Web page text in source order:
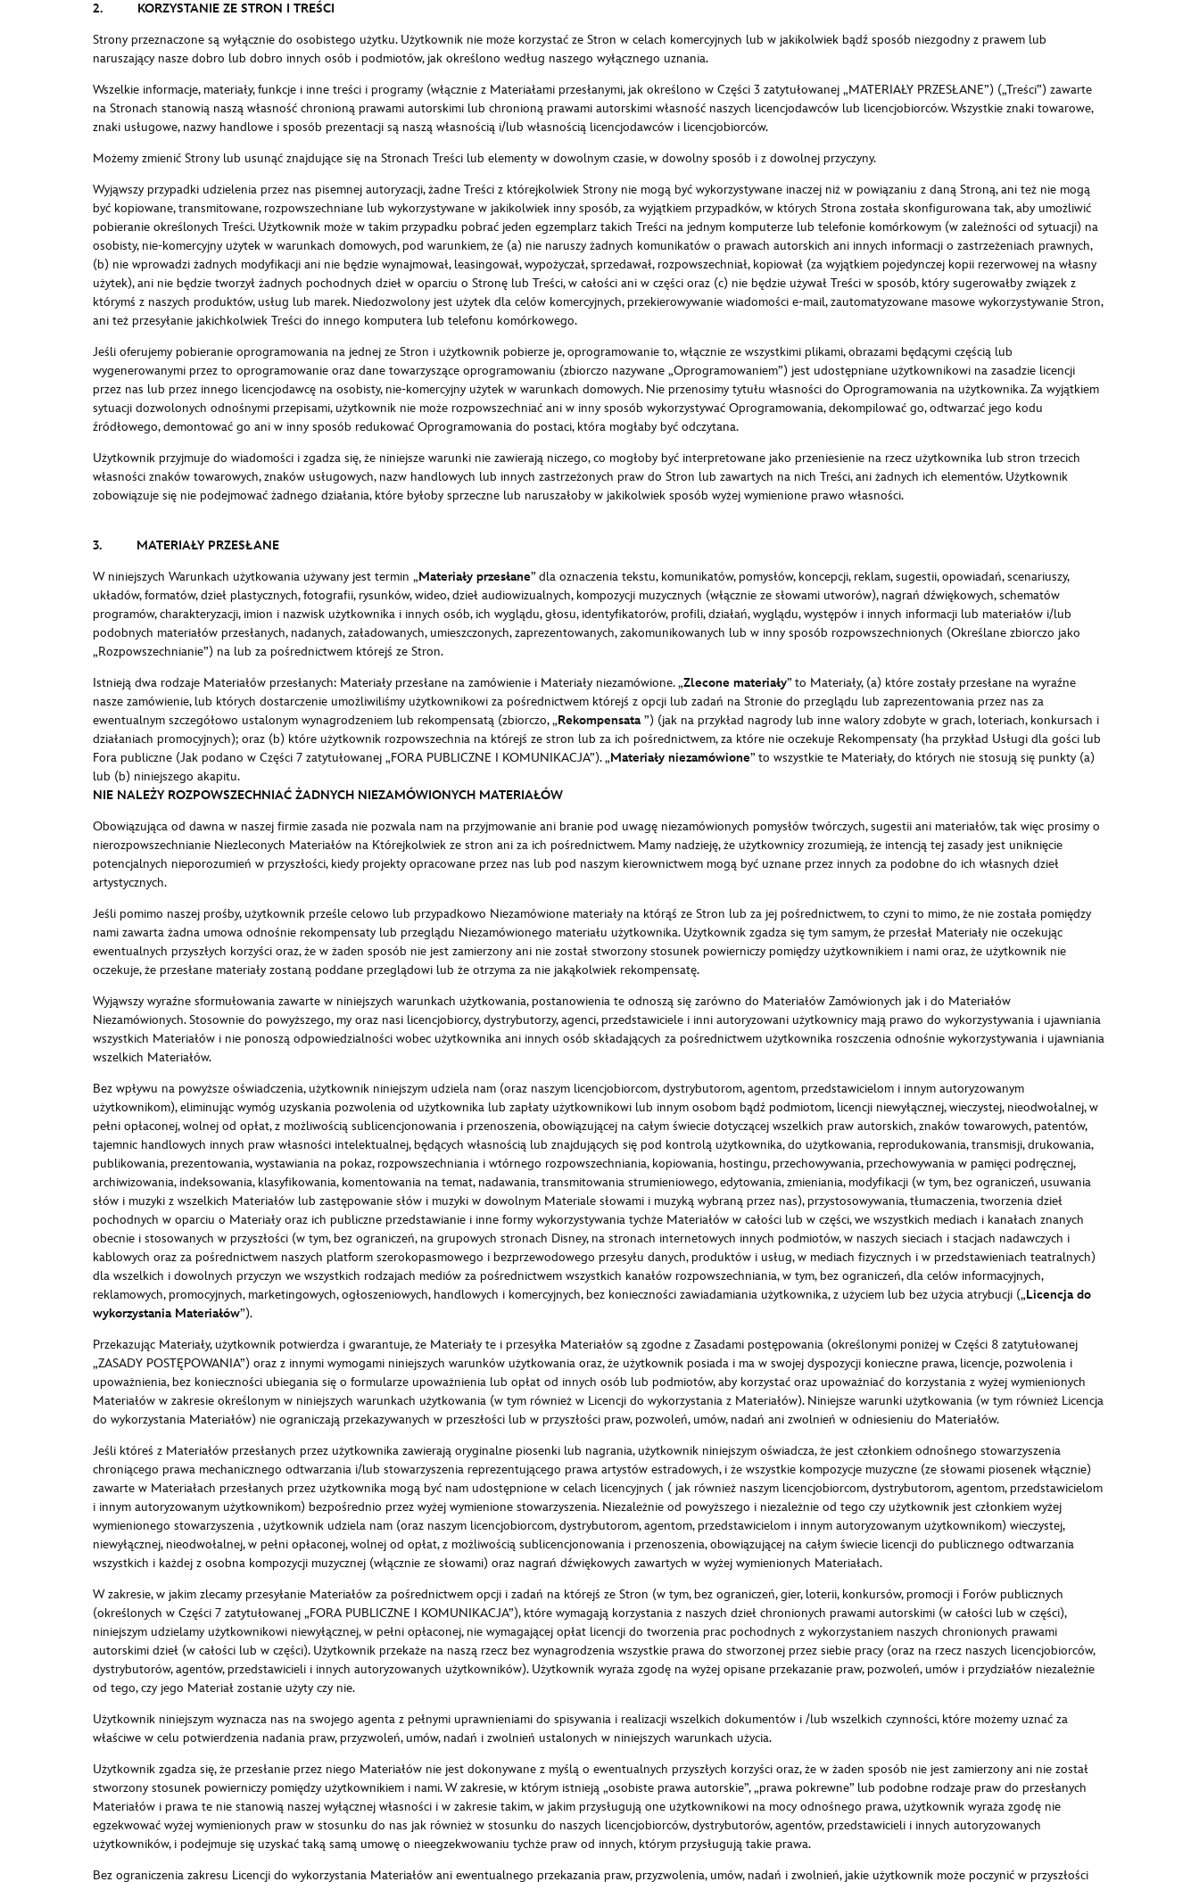
2. KORZYSTANIE ZE STRON I TREŚCI
Strony przeznaczone są wyłącznie do osobistego użytku. Użytkownik nie może korzystać ze Stron w celach komercyjnych lub w jakikolwiek bądź sposób niezgodny z prawem lub
naruszający nasze dobro lub dobro innych osób i podmiotów, jak określono według naszego wyłącznego uznania.
Wszelkie informacje, materiały, funkcje i inne treści i programy (włącznie z Materiałami przesłanymi, jak określono w Części 3 zatytułowanej „MATERIAŁY PRZESŁANE”) („Treści”) zawarte
na Stronach stanowią naszą własność chronioną prawami autorskimi lub chronioną prawami autorskimi własność naszych licencjodawców lub licencjobiorców. Wszystkie znaki towarowe,
znaki usługowe, nazwy handlowe i sposób prezentacji są naszą własnością i/lub własnością licencjodawców i licencjobiorców.
Możemy zmienić Strony lub usunąć znajdujące się na Stronach Treści lub elementy w dowolnym czasie, w dowolny sposób i z dowolnej przyczyny.
Wyjąwszy przypadki udzielenia przez nas pisemnej autoryzacji, żadne Treści z którejkolwiek Strony nie mogą być wykorzystywane inaczej niż w powiązaniu z daną Stroną, ani też nie mogą
być kopiowane, transmitowane, rozpowszechniane lub wykorzystywane w jakikolwiek inny sposób, za wyjątkiem przypadków, w których Strona została skonfigurowana tak, aby umożliwić
pobieranie określonych Treści. Użytkownik może w takim przypadku pobrać jeden egzemplarz takich Treści na jednym komputerze lub telefonie komórkowym (w zależności od sytuacji) na
osobisty, nie-komercyjny użytek w warunkach domowych, pod warunkiem, że (a) nie naruszy żadnych komunikatów o prawach autorskich ani innych informacji o zastrzeżeniach prawnych,
(b) nie wprowadzi żadnych modyfikacji ani nie będzie wynajmował, leasingował, wypożyczał, sprzedawał, rozpowszechniał, kopiował (za wyjątkiem pojedynczej kopii rezerwowej na własny
użytek), ani nie będzie tworzył żadnych pochodnych dzieł w oparciu o Stronę lub Treści, w całości ani w części oraz (c) nie będzie używał Treści w sposób, który sugerowałby związek z
którymś z naszych produktów, usług lub marek. Niedozwolony jest użytek dla celów komercyjnych, przekierowywanie wiadomości e-mail, zautomatyzowane masowe wykorzystywanie Stron,
ani też przesyłanie jakichkolwiek Treści do innego komputera lub telefonu komórkowego.
Jeśli oferujemy pobieranie oprogramowania na jednej ze Stron i użytkownik pobierze je, oprogramowanie to, włącznie ze wszystkimi plikami, obrazami będącymi częścią lub
wygenerowanymi przez to oprogramowanie oraz dane towarzyszące oprogramowaniu (zbiorczo nazywane „Oprogramowaniem”) jest udostępniane użytkownikowi na zasadzie licencji
przez nas lub przez innego licencjodawcę na osobisty, nie-komercyjny użytek w warunkach domowych. Nie przenosimy tytułu własności do Oprogramowania na użytkownika. Za wyjątkiem
sytuacji dozwolonych odnośnymi przepisami, użytkownik nie może rozpowszechniać ani w inny sposób wykorzystywać Oprogramowania, dekompilować go, odtwarzać jego kodu
źródłowego, demontować go ani w inny sposób redukować Oprogramowania do postaci, która mogłaby być odczytana.
Użytkownik przyjmuje do wiadomości i zgadza się, że niniejsze warunki nie zawierają niczego, co mogłoby być interpretowane jako przeniesienie na rzecz użytkownika lub stron trzecich
własności znaków towarowych, znaków usługowych, nazw handlowych lub innych zastrzeżonych praw do Stron lub zawartych na nich Treści, ani żadnych ich elementów. Użytkownik
zobowiązuje się nie podejmować żadnego działania, które byłoby sprzeczne lub naruszałoby w jakikolwiek sposób wyżej wymienione prawo własności.
3. MATERIAŁY PRZESŁANE
W niniejszych Warunkach użytkowania używany jest termin „Materiały przesłane” dla oznaczenia tekstu, komunikatów, pomysłów, koncepcji, reklam, sugestii, opowiadań, scenariuszy,
układów, formatów, dzieł plastycznych, fotografii, rysunków, wideo, dzieł audiowizualnych, kompozycji muzycznych (włącznie ze słowami utworów), nagrań dźwiękowych, schematów
programów, charakteryzacji, imion i nazwisk użytkownika i innych osób, ich wyglądu, głosu, identyfikatorów, profili, działań, wyglądu, występów i innych informacji lub materiałów i/lub
podobnych materiałów przesłanych, nadanych, załadowanych, umieszczonych, zaprezentowanych, zakomunikowanych lub w inny sposób rozpowszechnionych (Określane zbiorczo jako
„Rozpowszechnianie”) na lub za pośrednictwem którejś ze Stron.
Istnieją dwa rodzaje Materiałów przesłanych: Materiały przesłane na zamówienie i Materiały niezamówione. „Zlecone materiały” to Materiały, (a) które zostały przesłane na wyraźne
nasze zamówienie, lub których dostarczenie umożliwiliśmy użytkownikowi za pośrednictwem którejś z opcji lub zadań na Stronie do przeglądu lub zaprezentowania przez nas za
ewentualnym szczegółowo ustalonym wynagrodzeniem lub rekompensatą (zbiorczo, „Rekompensata”) (jak na przykład nagrody lub inne walory zdobyte w grach, loteriach, konkursach i
działaniach promocyjnych); oraz (b) które użytkownik rozpowszechnia na którejś ze stron lub za ich pośrednictwem, za które nie oczekuje Rekompensaty (ha przykład Usługi dla gości lub
Fora publiczne (Jak podano w Części 7 zatytułowanej „FORA PUBLICZNE I KOMUNIKACJA”). „Materiały niezamówione” to wszystkie te Materiały, do których nie stosują się punkty (a)
lub (b) niniejszego akapitu.
NIE NALEŻY ROZPOWSZECHNIAĆ ŻADNYCH NIEZAMÓWIONYCH MATERIAŁÓW
Obowiązująca od dawna w naszej firmie zasada nie pozwala nam na przyjmowanie ani branie pod uwagę niezamówionych pomysłów twórczych, sugestii ani materiałów, tak więc prosimy o
nierozpowszechnianie Niezleconych Materiałów na Którejkolwiek ze stron ani za ich pośrednictwem. Mamy nadzieję, że użytkownicy zrozumieją, że intencją tej zasady jest uniknięcie
potencjalnych nieporozumień w przyszłości, kiedy projekty opracowane przez nas lub pod naszym kierownictwem mogą być uznane przez innych za podobne do ich własnych dzieł
artystycznych.
Jeśli pomimo naszej prośby, użytkownik prześle celowo lub przypadkowo Niezamówione materiały na którąś ze Stron lub za jej pośrednictwem, to czyni to mimo, że nie została pomiędzy
nami zawarta żadna umowa odnośnie rekompensaty lub przeglądu Niezamówionego materiału użytkownika. Użytkownik zgadza się tym samym, że przesłał Materiały nie oczekując
ewentualnych przyszłych korzyści oraz, że w żaden sposób nie jest zamierzony ani nie został stworzony stosunek powierniczy pomiędzy użytkownikiem i nami oraz, że użytkownik nie
oczekuje, że przesłane materiały zostaną poddane przeglądowi lub że otrzyma za nie jakąkolwiek rekompensatę.
Wyjąwszy wyraźne sformułowania zawarte w niniejszych warunkach użytkowania, postanowienia te odnoszą się zarówno do Materiałów Zamówionych jak i do Materiałów
Niezamówionych. Stosownie do powyższego, my oraz nasi licencjobiorcy, dystrybutorzy, agenci, przedstawiciele i inni autoryzowani użytkownicy mają prawo do wykorzystywania i ujawniania
wszystkich Materiałów i nie ponoszą odpowiedzialności wobec użytkownika ani innych osób składających za pośrednictwem użytkownika roszczenia odnośnie wykorzystywania i ujawniania
wszelkich Materiałów.
Bez wpływu na powyższe oświadczenia, użytkownik niniejszym udziela nam (oraz naszym licencjobiorcom, dystrybutorom, agentom, przedstawicielom i innym autoryzowanym
użytkownikom), eliminując wymóg uzyskania pozwolenia od użytkownika lub zapłaty użytkownikowi lub innym osobom bądź podmiotom, licencji niewyłącznej, wieczystej, nieodwołalnej, w
pełni opłaconej, wolnej od opłat, z możliwością sublicencjonowania i przenoszenia, obowiązującej na całym świecie dotyczącej wszelkich praw autorskich, znaków towarowych, patentów,
tajemnic handlowych innych praw własności intelektualnej, będących własnością lub znajdujących się pod kontrolą użytkownika, do użytkowania, reprodukowania, transmisji, drukowania,
publikowania, prezentowania, wystawiania na pokaz, rozpowszechniania i wtórnego rozpowszechniania, kopiowania, hostingu, przechowywania, przechowywania w pamięci podręcznej,
archiwizowania, indeksowania, klasyfikowania, komentowania na temat, nadawania, transmitowania strumieniowego, edytowania, zmieniania, modyfikacji (w tym, bez ograniczeń, usuwania
słów i muzyki z wszelkich Materiałów lub zastępowanie słów i muzyki w dowolnym Materiale słowami i muzyką wybraną przez nas), przystosowywania, tłumaczenia, tworzenia dzieł
pochodnych w oparciu o Materiały oraz ich publiczne przedstawianie i inne formy wykorzystywania tychże Materiałów w całości lub w części, we wszystkich mediach i kanałach znanych
obecnie i stosowanych w przyszłości (w tym, bez ograniczeń, na grupowych stronach Disney, na stronach internetowych innych podmiotów, w naszych sieciach i stacjach nadawczych i
kablowych oraz za pośrednictwem naszych platform szerokopasmowego i bezprzewodowego przesyłu danych, produktów i usług, w mediach fizycznych i w przedstawieniach teatralnych)
dla wszelkich i dowolnych przyczyn we wszystkich rodzajach mediów za pośrednictwem wszystkich kanałów rozpowszechniania, w tym, bez ograniczeń, dla celów informacyjnych,
reklamowych, promocyjnych, marketingowych, ogłoszeniowych, handlowych i komercyjnych, bez konieczności zawiadamiania użytkownika, z użyciem lub bez użycia atrybucji („Licencja do
wykorzystania Materiałów”).
Przekazując Materiały, użytkownik potwierdza i gwarantuje, że Materiały te i przesyłka Materiałów są zgodne z Zasadami postępowania (określonymi poniżej w Części 8 zatytułowanej
„ZASADY POSTĘPOWANIA”) oraz z innymi wymogami niniejszych warunków użytkowania oraz, że użytkownik posiada i ma w swojej dyspozycji konieczne prawa, licencje, pozwolenia i
upoważnienia, bez konieczności ubiegania się o formularze upoważnienia lub opłat od innych osób lub podmiotów, aby korzystać oraz upoważniać do korzystania z wyżej wymienionych
Materiałów w zakresie określonym w niniejszych warunkach użytkowania (w tym również w Licencji do wykorzystania z Materiałów). Niniejsze warunki użytkowania (w tym również Licencja
do wykorzystania Materiałów) nie ograniczają przekazywanych w przeszłości lub w przyszłości praw, pozwoleń, umów, nadań ani zwolnień w odniesieniu do Materiałów.
Jeśli któreś z Materiałów przesłanych przez użytkownika zawierają oryginalne piosenki lub nagrania, użytkownik niniejszym oświadcza, że jest członkiem odnośnego stowarzyszenia
chroniącego prawa mechanicznego odtwarzania i/lub stowarzyszenia reprezentującego prawa artystów estradowych, i że wszystkie kompozycje muzyczne (ze słowami piosenek włącznie)
zawarte w Materiałach przesłanych przez użytkownika mogą być nam udostępnione w celach licencyjnych ( jak również naszym licencjobiorcom, dystrybutorom, agentom, przedstawicielom
i innym autoryzowanym użytkownikom) bezpośrednio przez wyżej wymienione stowarzyszenia. Niezależnie od powyższego i niezależnie od tego czy użytkownik jest członkiem wyżej
wymienionego stowarzyszenia , użytkownik udziela nam (oraz naszym licencjobiorcom, dystrybutorom, agentom, przedstawicielom i innym autoryzowanym użytkownikom) wieczystej,
niewyłącznej, nieodwołalnej, w pełni opłaconej, wolnej od opłat, z możliwością sublicencjonowania i przenoszenia, obowiązującej na całym świecie licencji do publicznego odtwarzania
wszystkich i każdej z osobna kompozycji muzycznej (włącznie ze słowami) oraz nagrań dźwiękowych zawartych w wyżej wymienionych Materiałach.
W zakresie, w jakim zlecamy przesyłanie Materiałów za pośrednictwem opcji i zadań na którejś ze Stron (w tym, bez ograniczeń, gier, loterii, konkursów, promocji i Forów publicznych
(określonych w Części 7 zatytułowanej „FORA PUBLICZNE I KOMUNIKACJA”), które wymagają korzystania z naszych dzieł chronionych prawami autorskimi (w całości lub w części),
niniejszym udzielamy użytkownikowi niewyłącznej, w pełni opłaconej, nie wymagającej opłat licencji do tworzenia prac pochodnych z wykorzystaniem naszych chronionych prawami
autorskimi dzieł (w całości lub w części). Użytkownik przekaże na naszą rzecz bez wynagrodzenia wszystkie prawa do stworzonej przez siebie pracy (oraz na rzecz naszych licencjobiorców,
dystrybutorów, agentów, przedstawicieli i innych autoryzowanych użytkowników). Użytkownik wyraża zgodę na wyżej opisane przekazanie praw, pozwoleń, umów i przydziałów niezależnie
od tego, czy jego Materiał zostanie użyty czy nie.
Użytkownik niniejszym wyznacza nas na swojego agenta z pełnymi uprawnieniami do spisywania i realizacji wszelkich dokumentów i /lub wszelkich czynności, które możemy uznać za
właściwe w celu potwierdzenia nadania praw, przyzwoleń, umów, nadań i zwolnień ustalonych w niniejszych warunkach użycia.
Użytkownik zgadza się, że przesłanie przez niego Materiałów nie jest dokonywane z myślą o ewentualnych przyszłych korzyści oraz, że w żaden sposób nie jest zamierzony ani nie został
stworzony stosunek powierniczy pomiędzy użytkownikiem i nami. W zakresie, w którym istnieją „osobiste prawa autorskie”, „prawa pokrewne” lub podobne rodzaje praw do przesłanych
Materiałów i prawa te nie stanowią naszej wyłącznej własności i w zakresie takim, w jakim przysługują one użytkownikowi na mocy odnośnego prawa, użytkownik wyraża zgodę nie
egzekwować wyżej wymienionych praw w stosunku do nas jak również w stosunku do naszych licencjobiorców, dystrybutorów, agentów, przedstawicieli i innych autoryzowanych
użytkowników, i podejmuje się uzyskać taką samą umowę o nieegzekwowaniu tychże praw od innych, którym przysługują takie prawa.
Bez ograniczenia zakresu Licencji do wykorzystania Materiałów ani ewentualnego przekazania praw, przyzwolenia, umów, nadań i zwolnień, jakie użytkownik może poczynić w przyszłości